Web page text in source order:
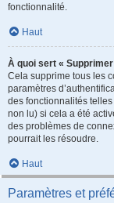
fonctionnalité.
Haut
À quoi sert «
Cela supprime tous les
paramètres
des fonctionnalités
non lu) si cela a été
des problèmes de
pourrait les résoudre.
Haut
Paramètres et